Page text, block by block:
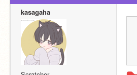
kasagaha